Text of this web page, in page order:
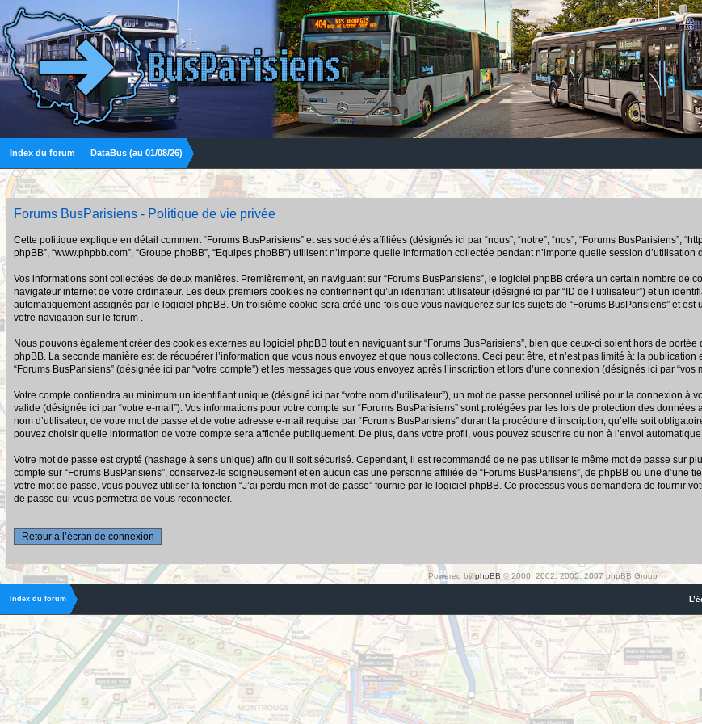
Index du forum DataBus (au 01/08/26)
Forums BusParisiens - Politique de vie privée
Cette politique explique en détail comment “Forums BusParisiens” et ses sociétés affiliées (désignés ici par “nous”, “notre”, “nos”, “Forums BusParisiens”,
phpBB”, “www.phpbb.com”, “Groupe phpBB”, “Equipes phpBB”) utilisent n’importe quelle information collectée pendant n’importe quelle session d’utilisation
Vos informations sont collectées de deux manières. Premièrement, en naviguant sur “Forums BusParisiens”, le logiciel phpBB créera un certain nombre de
navigateur internet de votre ordinateur. Les deux premiers cookies ne contiennent qu’un identifiant utilisateur (désigné ici par “ID de l’utilisateur”) et un
automatiquement assignés par le logiciel phpBB. Un troisième cookie sera créé une fois que vous naviguerez sur les sujets de “Forums BusParisiens” et
votre navigation sur le forum .
Nous pouvons également créer des cookies externes au logiciel phpBB tout en naviguant sur “Forums BusParisiens”, bien que ceux-ci soient hors de
phpBB. La seconde manière est de récupérer l’information que vous nous envoyez et que nous collectons. Ceci peut être, et n’est pas limité à: la
“Forums BusParisiens” (désignée ici par “votre compte”) et les messages que vous envoyez après l’inscription et lors d’une connexion (désignés ici par “vos
Votre compte contiendra au minimum un identifiant unique (désigné ici par “votre nom d’utilisateur”), un mot de passe personnel utilisé pour la connexion à
valide (désignée ici par “votre e-mail”). Vos informations pour votre compte sur “Forums BusParisiens” sont protégées par les lois de protection des
nom d’utilisateur, de votre mot de passe et de votre adresse e-mail requise par “Forums BusParisiens” durant la procédure d’inscription, qu’elle soit
pouvez choisir quelle information de votre compte sera affichée publiquement. De plus, dans votre profil, vous pouvez souscrire ou non à l’envoi
Votre mot de passe est crypté (hashage à sens unique) afin qu’il soit sécurisé. Cependant, il est recommandé de ne pas utiliser le même mot de passe sur
compte sur “Forums BusParisiens”, conservez-le soigneusement et en aucun cas une personne affiliée de “Forums BusParisiens”, de phpBB ou une
votre mot de passe, vous pouvez utiliser la fonction “J’ai perdu mon mot de passe” fournie par le logiciel phpBB. Ce processus vous demandera de fournir
de passe qui vous permettra de vous reconnecter.
Retour à l’écran de connexion
Powered byphpBB © 2000, 2002, 2005, 2007 phpBB Group
Index du forum